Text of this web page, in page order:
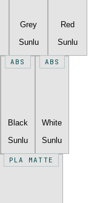
Grey
Sunlu
Red
Sunlu
ABS
Black
Sunlu
ABS
White
Sunlu
PLA MATTE